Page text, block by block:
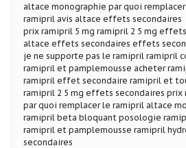
altace monographie par quoi
ramipril avis altace effets secondaires
prix ramipril 5 mg ramipril 2 5 mg
altace effets secondaires effets
je ne supporte pas le ramipril ramipril
ramipril et pamplemousse acheter
ramipril effet secondaire ramipril et
ramipril 2 5 mg effets secondaires prix
par quoi remplacer le ramipril altace
ramipril beta bloquant posologie
ramipril et pamplemousse ramipril
secondaires